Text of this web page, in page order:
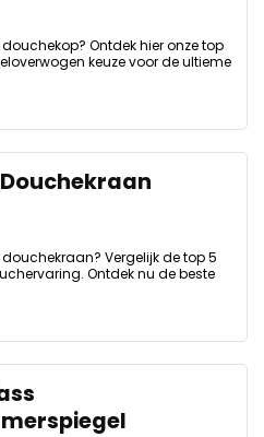
Ontdek hier onze top
keuze voor de ultieme
Vergelijk de top 5
Ontdek nu de beste